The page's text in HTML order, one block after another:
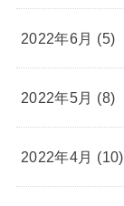
2022年6月 (5)
2022年5月 (8)
2022年4月 (10)